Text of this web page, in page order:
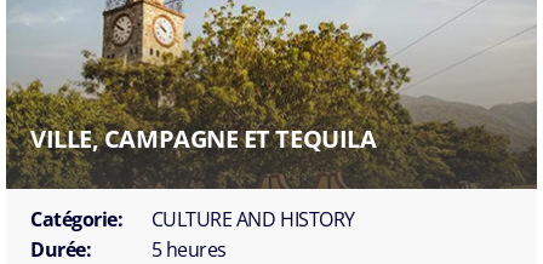
VILLE, CAMPAGNE ET TEQUILA
Catégorie:
CULTURE AND HISTORY
Durée:
5 heures